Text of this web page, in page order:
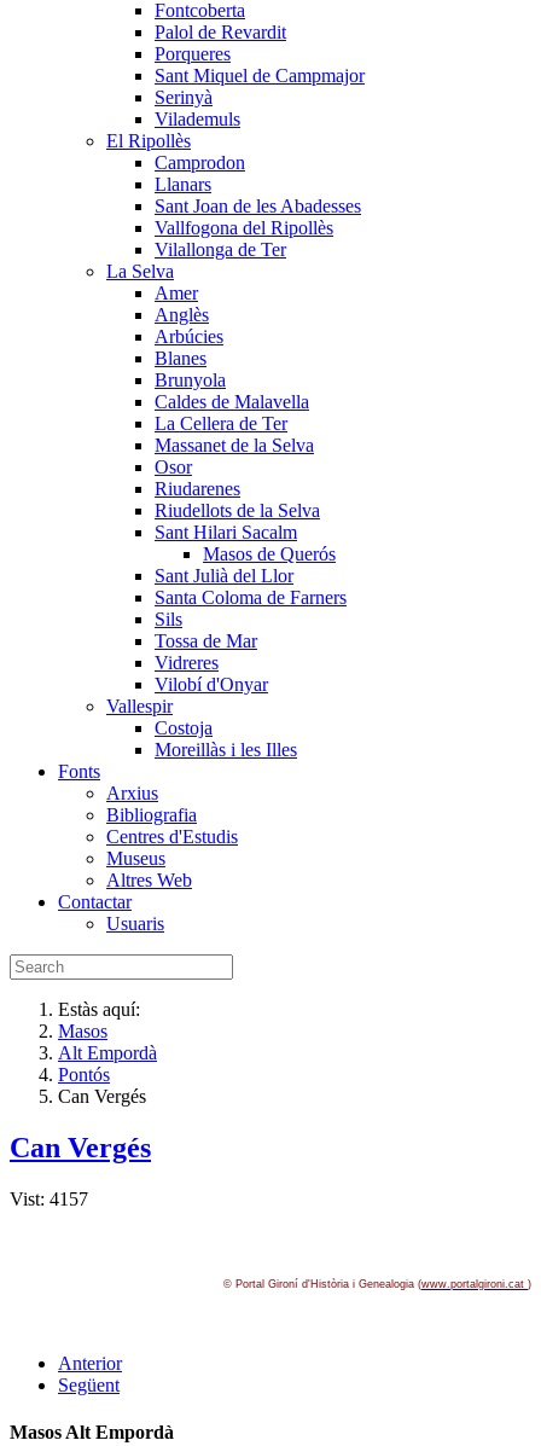
Fontcoberta
Palol de Revardit
Porqueres
Sant Miquel de Campmajor
Serinyà
Vilademuls
El Ripollès
Camprodon
Llanars
Sant Joan de les Abadesses
Vallfogona del Ripollès
Vilallonga de Ter
La Selva
Amer
Anglès
Arbúcies
Blanes
Brunyola
Caldes de Malavella
La Cellera de Ter
Massanet de la Selva
Osor
Riudarenes
Riudellots de la Selva
Sant Hilari Sacalm
Masos de Querós
Sant Julià del Llor
Santa Coloma de Farners
Sils
Tossa de Mar
Vidreres
Vilobí d'Onyar
Vallespir
Costoja
Moreillàs i les Illes
Fonts
Arxius
Bibliografia
Centres d'Estudis
Museus
Altres Web
Contactar
Usuaris
Estàs aquí:
Masos
Alt Empordà
Pontós
Can Vergés
Can Vergés
Vist: 4157
© Portal Gironí­ d'Història i Genealogia (www.portalgironi.cat )
Anterior
Següent
Masos Alt Empordà